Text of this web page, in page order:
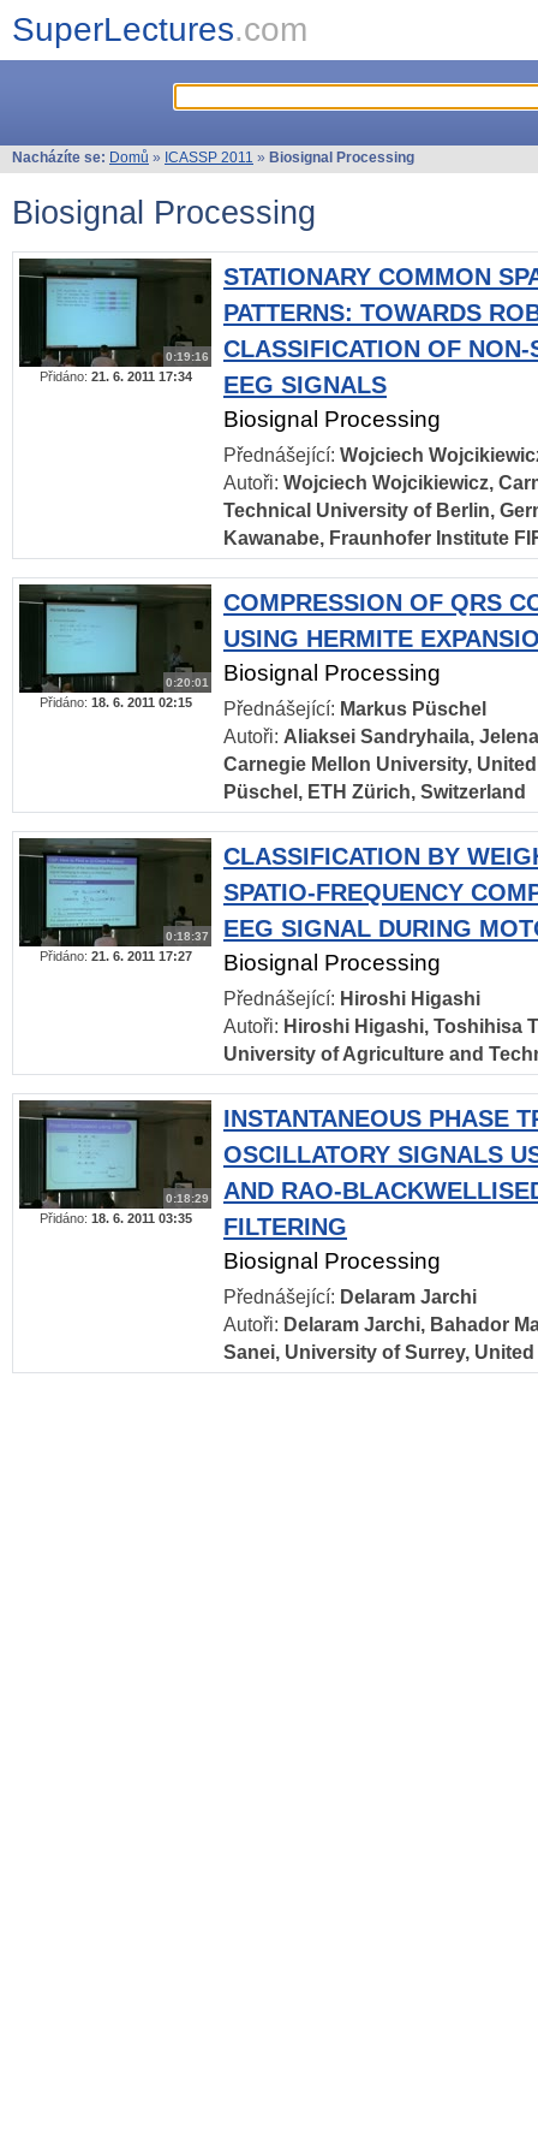
SuperLectures.com
Nacházíte se: Domů » ICASSP 2011 » Biosignal Processing
Biosignal Processing
0:19:16
Přidáno: 21. 6. 2011 17:34
STATIONARY COMMON
PATTERNS: TOWARDS
CLASSIFICATION OF NON-
EEG SIGNALS
Biosignal Processing
Přednášející: Wojciech
Autoři: Wojciech Wojcikiewicz,
Technical University of Berlin,
Kawanabe, Fraunhofer Institute
0:20:01
Přidáno: 18. 6. 2011 02:15
COMPRESSION OF QRS
USING HERMITE
Biosignal Processing
Přednášející: Markus Püschel
Autoři: Aliaksei Sandryhaila,
Carnegie Mellon University,
Püschel, ETH Zürich, Switzerland
0:18:37
Přidáno: 21. 6. 2011 17:27
CLASSIFICATION BY
SPATIO-FREQUENCY
EEG SIGNAL DURING
Biosignal Processing
Přednášející: Hiroshi Higashi
Autoři: Hiroshi Higashi, Toshihisa
University of Agriculture and
0:18:29
Přidáno: 18. 6. 2011 03:35
INSTANTANEOUS PHASE
OSCILLATORY SIGNALS
AND RAO-
FILTERING
Biosignal Processing
Přednášející: Delaram Jarchi
Autoři: Delaram Jarchi, Bahador
Sanei, University of Surrey,